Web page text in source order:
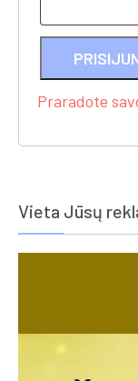
Praradote
Vieta Jūsų